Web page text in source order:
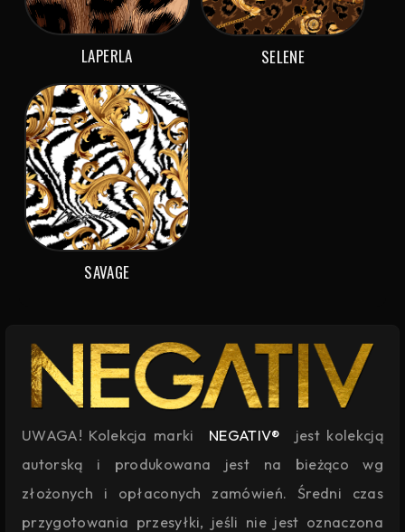
LAPERLA SELENE
SAVAGE
UWAGA! Kolekcja marki NEGATIV®
jest kolekcją
autorską i produkowana jest na bieżąco wg
złożonych i opłaconych zamówień. Średni czas
przygotowania przesyłki, jeśli nie jest oznaczona